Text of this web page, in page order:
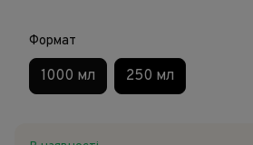
Формат
1000 мл 250 мл